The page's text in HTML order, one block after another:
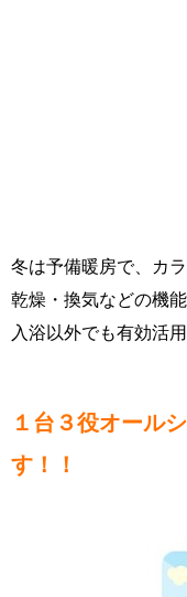
冬は予備暖房で、カ
乾燥・換気などの機
入浴以外でも有効活
１台３役オール
す！！